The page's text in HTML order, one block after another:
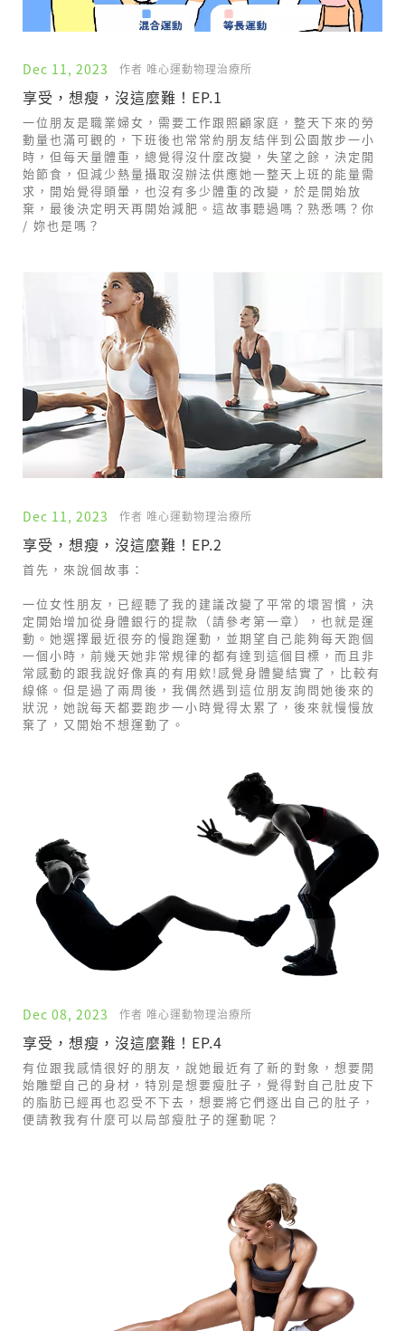
Dec 11, 2023 作者 唯心運動物理治療所
享受，想瘦，沒這麼難！EP.1
一位朋友是職業婦女，需要工作跟照顧家庭，整天下來的勞
動量也滿可觀的，下班後也常常約朋友結伴到公園散步一小
時，但每天量體重，總覺得沒什麼改變，失望之餘，決定開
始節食，但減少熱量攝取沒辦法供應她一整天上班的能量需
求，開始覺得頭暈，也沒有多少體重的改變，於是開始放
棄，最後決定明天再開始減肥。這故事聽過嗎？熟悉嗎？你
/ 妳也是嗎？
Dec 11, 2023 作者 唯心運動物理治療所
享受，想瘦，沒這麼難！EP.2
首先，來說個故事：
一位女性朋友，已經聽了我的建議改變了平常的壞習慣，決
定開始增加從身體銀行的提款（請參考第一章），也就是運
動。她選擇最近很夯的慢跑運動，並期望自己能夠每天跑個
一個小時，前幾天她非常規律的都有達到這個目標，而且非
常感動的跟我說好像真的有用欸!感覺身體變結實了，比較有
線條。但是過了兩周後，我偶然遇到這位朋友詢問她後來的
狀況，她說每天都要跑步一小時覺得太累了，後來就慢慢放
棄了，又開始不想運動了。
Dec 08, 2023 作者 唯心運動物理治療所
享受，想瘦，沒這麼難！EP.4
有位跟我感情很好的朋友，說她最近有了新的對象，想要開
始雕塑自己的身材，特別是想要瘦肚子，覺得對自己肚皮下
的脂肪已經再也忍受不下去，想要將它們逐出自己的肚子，
便請教我有什麼可以局部瘦肚子的運動呢？